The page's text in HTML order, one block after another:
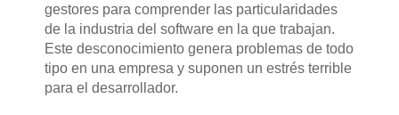
gestores para comprender las particularidades
de la industria del software en la que trabajan.
Este desconocimiento genera problemas de todo
tipo en una empresa y suponen un estrés terrible
para el desarrollador.